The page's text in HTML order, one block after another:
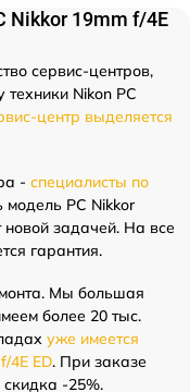
Nikkor 19mm f/4E
сервис-центров,
Nikon PC
центр выделяется
- специалисты по
модель PC Nikkor
новой задачей. На все
гарантия.
Мы большая
более 20 тыс.
уже имеется
4E ED. При заказе
скидка -25%.